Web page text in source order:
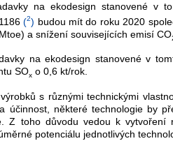
na ekodesign stanovené v
(2) budou mít do roku 2020
a snížení souvisejících emisí CO
na ekodesign stanovené v
SOx o 0,6 kt/rok.
s různými technickými
účinnost, některé technologie by
Z toho důvodu vedou k
potenciálu jednotlivých
náhrady